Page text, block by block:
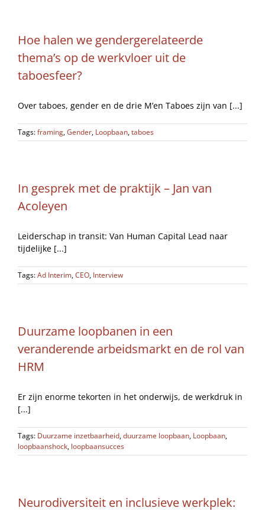
Hoe halen we gendergerelateerde
thema’s op de werkvloer uit de
taboesfeer?
Over taboes, gender en de drie M’en Taboes zijn van [...]
Tags:framing,Gender, Loopbaan,taboes
In gesprek met de praktijk – Jan van
Acoleyen
Leiderschap in transit: Van Human Capital Lead naar
tijdelijke [...]
Tags:Ad Interim,CEO, Interview
Duurzame loopbanen in een
veranderende arbeidsmarkt en de rol van
HRM
Er zijn enorme tekorten in het onderwijs, de werkdruk in
[...]
Tags: Duurzame inzetbaarheid,duurzame loopbaan, Loopbaan,
loopbaanshock, loopbaansucces
Neurodiversiteit en inclusieve werkplek: